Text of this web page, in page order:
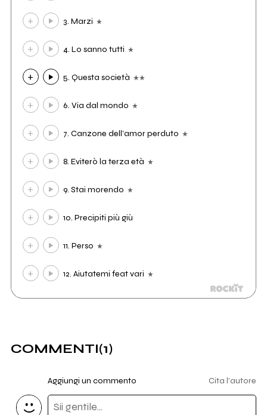
3. Marzi
4. Lo sanno tutti
5. Questa società
6. Via dal mondo
7. Canzone dell'amor perduto
8. Eviterò la terza età
9. Stai morendo
10. Precipiti più giù
11. Perso
12. Aiutatemi feat vari
COMMENTI(1)
Aggiungi un commento Cita l'autore